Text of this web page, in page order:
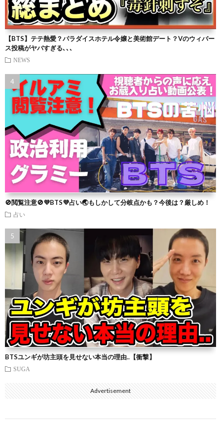
【BTS】テテ熱愛？パラダイスホテル令嬢と美術館デート？Vのウィバー
ス投稿がヤバすぎる､､､
NEWS
🚫閲覧注意🚫💜BTS💜占い🌏もしかして分岐点かも？今後は？厳しめ！
占い
BTSユンギが坊主頭を見せない本当の理由..【衝撃】
SUGA
Advertisement